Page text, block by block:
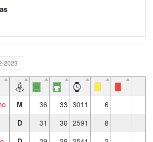
2023
M 36 33 3011 6
D 31 30 2591
8